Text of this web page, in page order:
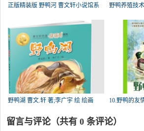
正版精装版 野鸭河 曹文轩小说馆系 野鸭养殖技
野鸭湖 曹文.轩 著;李广宇 绘 绘画 10.野鸭的友
留言与评论（共有 0 条评论）